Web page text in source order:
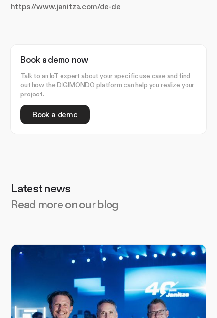
https://www.janitza.com/de-de
Book a demo now
Talk to an IoT expert about your specific use case and find
out how the DIGIMONDO platform can help you realize your
project.
Book a demo
Latest news
Read more on our blog